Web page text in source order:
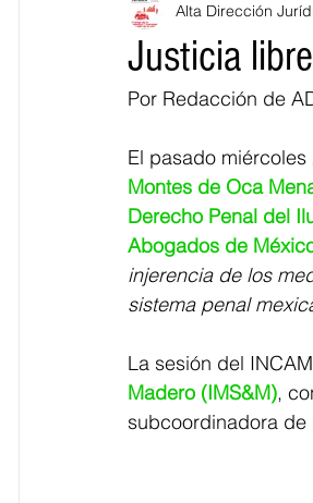
Mercadotecnia
Justicia
Alta Dirección
Por Redacción de
El pasado
Montes de Oca
Derecho Penal del
Abogados de
injerencia de los
sistema penal
La sesión del
Madero (IMS&M),
subcoordinadora de